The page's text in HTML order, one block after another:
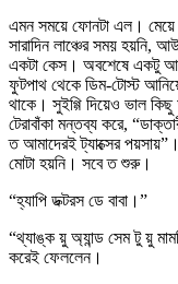
এমন সময়ে ফোনটা এল। মেয়ে
সারাদিন লাঞ্চের সময় হয়নি,
একটা কেস। অবশেষে একটু
ফুটপাথ থেকে ডিম-টোস্ট
থাকে। সুইগ্গি দিয়েও ভাল কিছু
টেরাবাঁকা মন্তব্য করে,
ত আমাদেরই ট্যাক্সের
মোটা হয়নি। সবে ত শুরু।
“হ্যাপি ডক্টরস ডে বাবা।”
“থ্যাঙ্ক য়ু অ্যান্ড সেম টু য়ু
করেই ফেললেন।